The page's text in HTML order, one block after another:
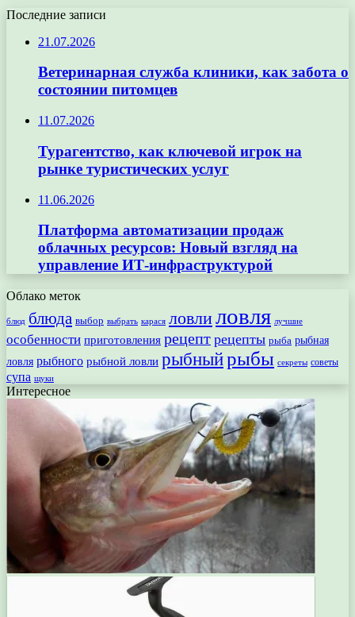
Последние записи
21.07.2026
Ветеринарная служба клиники, как забота о
состоянии питомцев
11.07.2026
Турагентство, как ключевой игрок на
рынке туристических услуг
11.06.2026
Платформа автоматизации продаж
облачных ресурсов: Новый взгляд на
управление ИТ-инфраструктурой
Облако меток
блюд блюда выбор выбрать карася ловлиловля лучшие
особенности приготовления рецепт рецепты рыба рыбная
ловля рыбного рыбной ловли рыбныйрыбы секреты советы
супа щуки
Интересное